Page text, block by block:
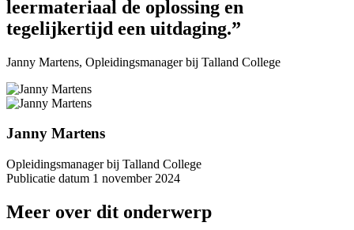
leermateriaal de oplossing en
tegelijkertijd een uitdaging.”
Janny Martens, Opleidingsmanager bij Talland College
Janny Martens
Opleidingsmanager bij Talland College
Publicatie datum 1 november 2024
Meer over dit onderwerp